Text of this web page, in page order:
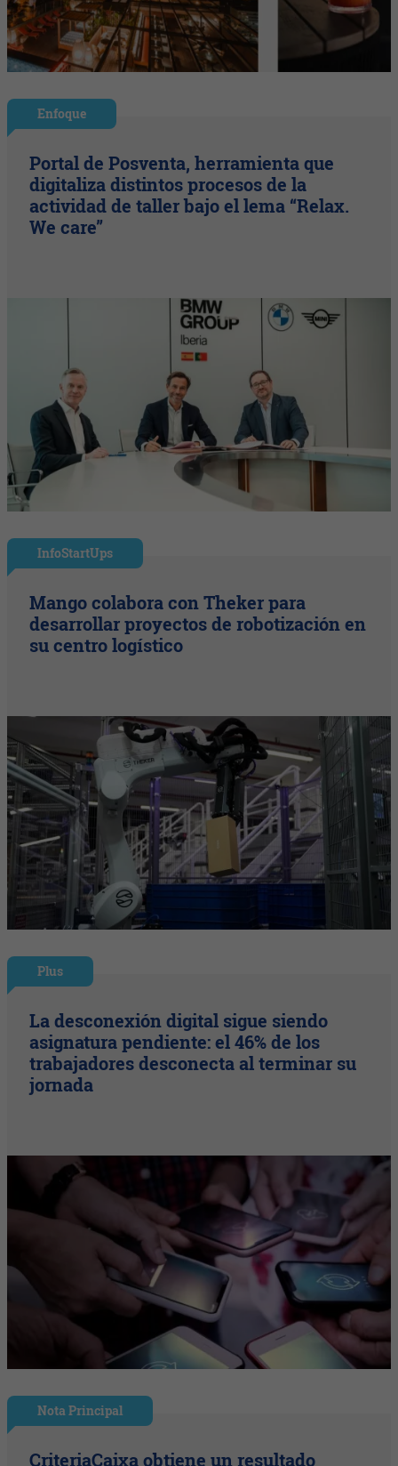
Enfoque
Portal de Posventa, herramienta que
digitaliza distintos procesos de la
actividad de taller bajo el lema “Relax.
We care”
InfoStartUps
Mango colabora con Theker para
desarrollar proyectos de robotización en
su centro logístico
Plus
La desconexión digital sigue siendo
asignatura pendiente: el 46% de los
trabajadores desconecta al terminar su
jornada
Nota Principal
CriteriaCaixa obtiene un resultado